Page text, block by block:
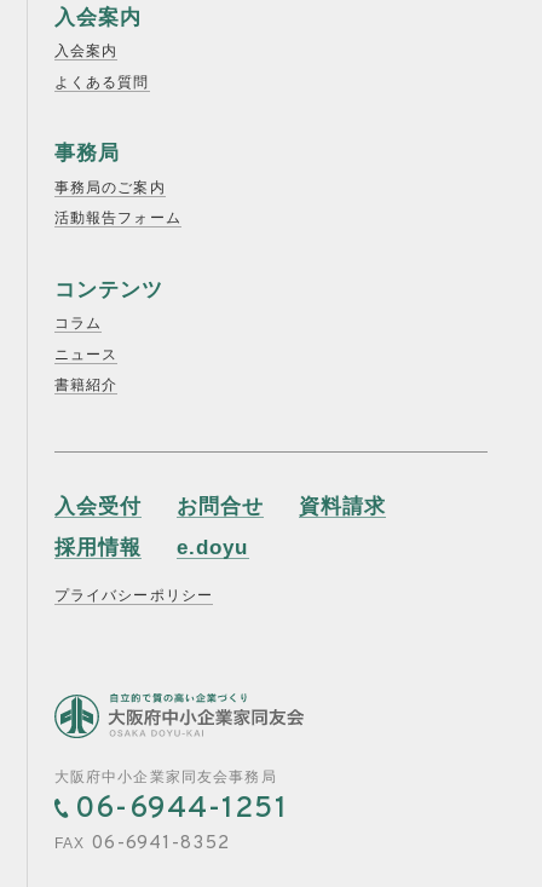
入会案内
入会案内
よくある質問
事務局
事務局のご案内
活動報告フォーム
コンテンツ
コラム
ニュース
書籍紹介
入会受付 お問合せ
資料請求
採用情報
e.doyu
プライバシーポリシー
大阪府中小企業家同友会事務局
06-6944-1251
FAX 06-6941-8352